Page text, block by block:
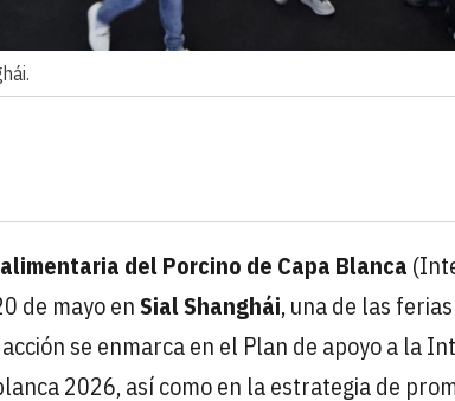
del Porcino de Capa Blanca
de mayo enSial Shanghái, una de las
se enmarca en el Plan de apoyo a la
2026, así como en la estrategia de